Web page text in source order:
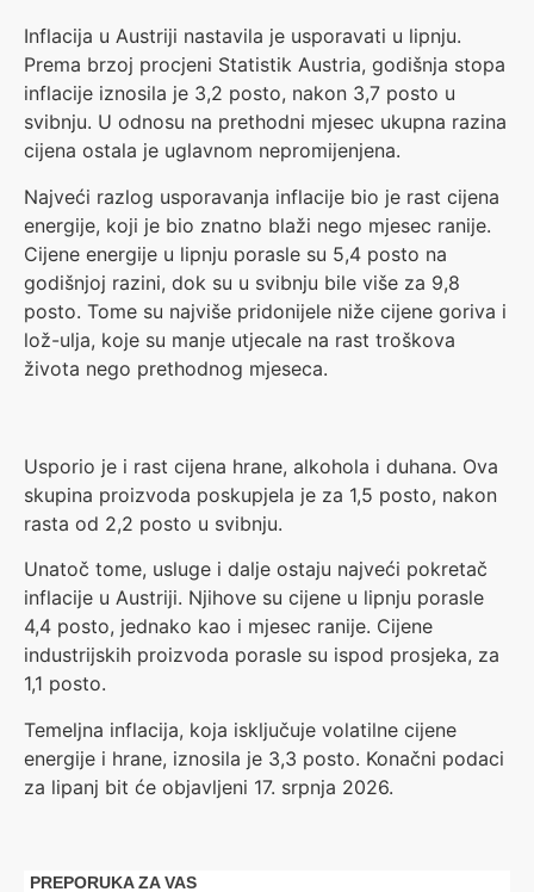
Inflacija u Austriji nastavila je usporavati u lipnju.
Prema brzoj procjeni Statistik Austria, godišnja stopa
inflacije iznosila je 3,2 posto, nakon 3,7 posto u
svibnju. U odnosu na prethodni mjesec ukupna razina
cijena ostala je uglavnom nepromijenjena.
Najveći razlog usporavanja inflacije bio je rast cijena
energije, koji je bio znatno blaži nego mjesec ranije.
Cijene energije u lipnju porasle su 5,4 posto na
godišnjoj razini, dok su u svibnju bile više za 9,8
posto. Tome su najviše pridonijele niže cijene goriva i
lož-ulja, koje su manje utjecale na rast troškova
života nego prethodnog mjeseca.
Usporio je i rast cijena hrane, alkohola i duhana. Ova
skupina proizvoda poskupjela je za 1,5 posto, nakon
rasta od 2,2 posto u svibnju.
Unatoč tome, usluge i dalje ostaju najveći pokretač
inflacije u Austriji. Njihove su cijene u lipnju porasle
4,4 posto, jednako kao i mjesec ranije. Cijene
industrijskih proizvoda porasle su ispod prosjeka, za
1,1 posto.
Temeljna inflacija, koja isključuje volatilne cijene
energije i hrane, iznosila je 3,3 posto. Konačni podaci
za lipanj bit će objavljeni 17. srpnja 2026.